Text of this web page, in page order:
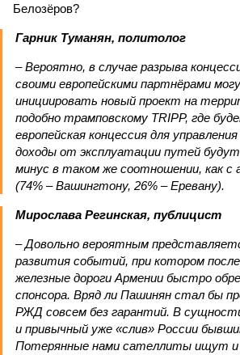
Белозёров?
Гарник Туманян, политолог
– Вероятно, в случае разрыва
своими европейскими партнёрами
инициировать новый проект на
подобно трамповскому TRIPP, где
европейская концессия для
доходы от эксплуатации путей
минус в таком же соотношении, как с
(74% – Вашингтону, 26% – Еревану).
Мирослава Регинская, публицист
– Довольно вероятным
развития событий, при котором
железные дороги Армении быстро
спонсора. Вряд ли Пашинян стал бы
РЖД совсем без гарантий. В
и привычный уже «слив» России
Потерянные нами сателлиты ищут